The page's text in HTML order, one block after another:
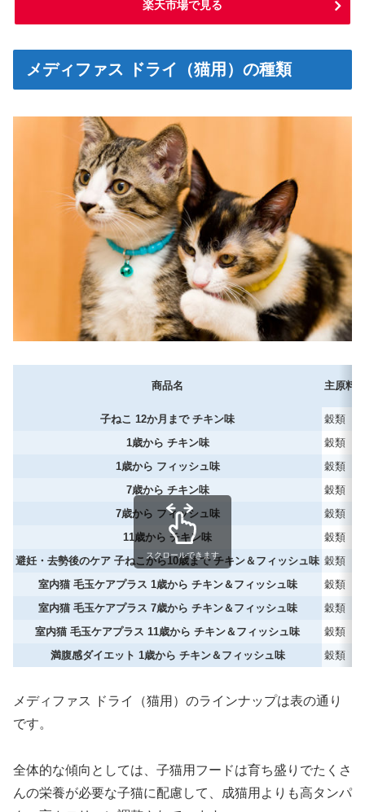
楽天市場で見る
メディファス ドライ（猫用）の種類
商品名 主原料
子ねこ 12か月まで チキン味 穀類
1歳から チキン味
穀類
1歳から フィッシュ味
穀類
7歳から チキン味
穀類
7歳から フィッシュ味
穀類
11歳から チキン味
穀類
避妊・去勢後のケア 子ねこから10歳まで チキン＆フィッシュ味 穀類
室内猫 毛玉ケアプラス 1歳から チキン＆フィッシュ味
穀類
室内猫 毛玉ケアプラス 7歳から チキン＆フィッシュ味
穀類
室内猫 毛玉ケアプラス 11歳から チキン＆フィッシュ味
穀類
満腹感ダイエット 1歳から チキン＆フィッシュ味
穀類
スクロールできます
メディファス ドライ（猫用）のラインナップは表の通り
です。
全体的な傾向としては、子猫用フードは育ち盛りでたくさ
んの栄養が必要な子猫に配慮して、成猫用よりも高タンパ